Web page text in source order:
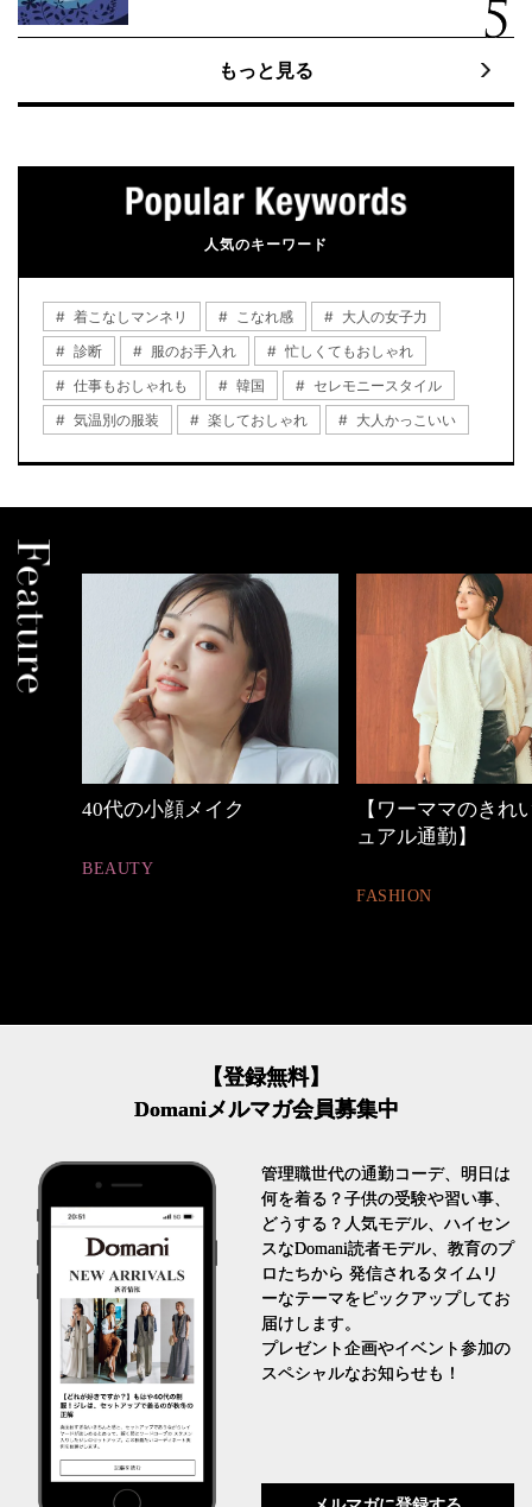
もっと見る
人気のキーワード
着こなしマンネリ こなれ感
大人の女子力
診断
服のお手入れ
忙しくてもおしゃれ
仕事もおしゃれも
韓国
セレモニースタイル
気温別の服装
楽しておしゃれ 大人かっこいい
【ワーママのきれいめカジ
心地よくいられる
とは
FASHION
【登録無料】
Domaniメルマガ会員募集中
管理職世代の通勤コーデ、明日は
何を着る？子供の受験や習い事、
どうする？人気モデル、ハイセン
スなDomani読者モデル、教育のプ
ロたちから 発信されるタイムリ
ーなテーマをピックアップしてお
届けします。
プレゼント企画やイベント参加の
スペシャルなお知らせも！